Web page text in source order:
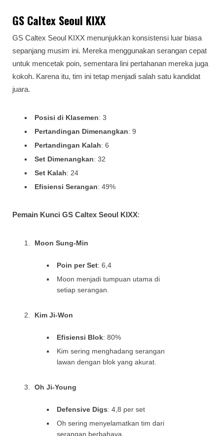
GS Caltex Seoul KIXX
GS Caltex Seoul KIXX menunjukkan konsistensi luar biasa
sepanjang musim ini. Mereka menggunakan serangan cepat
untuk mencetak poin, sementara lini pertahanan mereka juga
kokoh. Karena itu, tim ini tetap menjadi salah satu kandidat
juara.
Posisi di Klasemen: 3
Pertandingan Dimenangkan: 9
Pertandingan Kalah: 6
Set Dimenangkan: 32
Set Kalah: 24
Efisiensi Serangan: 49%
Pemain Kunci GS Caltex Seoul KIXX:
Moon Sung-Min
Poin per Set: 6,4
Moon menjadi tumpuan utama di
setiap serangan.
Kim Ji-Won
Efisiensi Blok: 80%
Kim sering menghadang serangan
lawan dengan blok yang akurat.
Oh Ji-Young
Defensive Digs: 4,8 per set
Oh sering menyelamatkan tim dari
serangan berbahaya.